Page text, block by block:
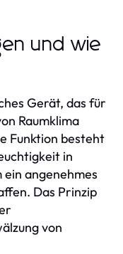
und wie
Gerät, das für
Raumklima
Funktion besteht
in
ein angenehmes
Das Prinzip
von